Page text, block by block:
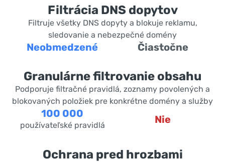
Filtrácia DNS dopytov
Filtruje všetky DNS dopyty a blokuje reklamu,
sledovanie a nebezpečné domény
Neobmedzené Čiastočne
Granulárne filtrovanie obsahu
Podporuje filtračné pravidlá, zoznamy povolených a
blokovaných položiek pre konkrétne domény a služby
100 000
používateľské pravidlá Nie
Ochrana pred hrozbami